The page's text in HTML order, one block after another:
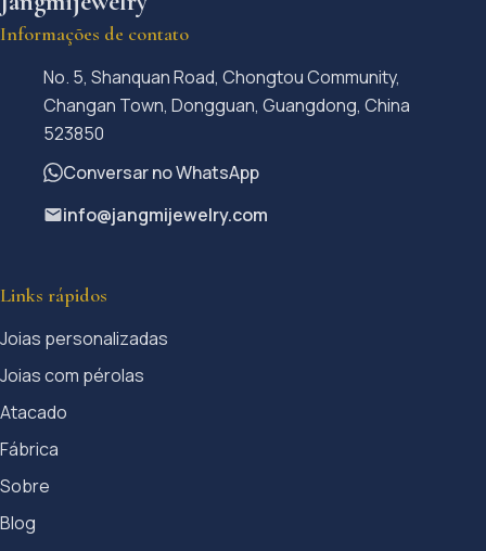
Informações de contato
No. 5, Shanquan Road, Chongtou Community,
Changan Town, Dongguan, Guangdong, China
523850
Conversar no WhatsApp
info@jangmijewelry.com
Links rápidos
Joias personalizadas
Joias com pérolas
Atacado
Fábrica
Sobre
Blog